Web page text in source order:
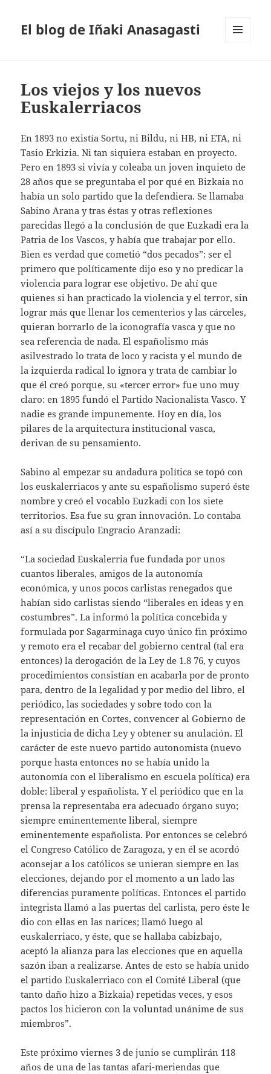
El blog de Iñaki Anasagasti
Los viejos y los nuevos
Euskalerriacos
En 1893 no existía Sortu, ni Bildu, ni HB, ni ETA, ni
Tasio Erkizia. Ni tan siquiera estaban en proyecto.
Pero en 1893 si vivía y coleaba un joven inquieto de
28 años que se preguntaba el por qué en Bizkaia no
había un solo partido que la defendiera. Se llamaba
Sabino Arana y tras éstas y otras reflexiones
parecidas llegó a la conclusión de que Euzkadi era la
Patria de los Vascos, y había que trabajar por ello.
Bien es verdad que cometió “dos pecados”: ser el
primero que políticamente dijo eso y no predicar la
violencia para lograr ese objetivo. De ahí que
quienes si han practicado la violencia y el terror, sin
lograr más que llenar los cementerios y las cárceles,
quieran borrarlo de la iconografía vasca y que no
sea referencia de nada. El españolismo más
asilvestrado lo trata de loco y racista y el mundo de
la izquierda radical lo ignora y trata de cambiar lo
que él creó porque, su «tercer error» fue uno muy
claro: en 1895 fundó el Partido Nacionalista Vasco. Y
nadie es grande impunemente. Hoy en día, los
pilares de la arquitectura institucional vasca,
derivan de su pensamiento.
Sabino al empezar su andadura política se topó con
los euskalerriacos y ante su españolismo superó éste
nombre y creó el vocablo Euzkadi con los siete
territorios. Esa fue su gran innovación. Lo contaba
así a su discípulo Engracio Aranzadi:
“La sociedad Euskalerria fue fundada por unos
cuantos liberales, amigos de la autonomía
económica, y unos pocos carlistas renegados que
habían sido carlistas siendo “liberales en ideas y en
costumbres”. La informó la política concebida y
formulada por Sagarminaga cuyo único fin próximo
y remoto era el recabar del gobierno central (tal era
entonces) la derogación de la Ley de 1.8 76, y cuyos
procedimientos consistían en acabarla por de pronto
para, dentro de la legalidad y por medio del libro, el
periódico, las sociedades y sobre todo con la
representación en Cortes, convencer al Gobierno de
la injusticia de dicha Ley y obtener su anulación. El
carácter de este nuevo partido autonomista (nuevo
porque hasta entonces no se había unido la
autonomía con el liberalismo en escuela política) era
doble: liberal y españolista. Y el periódico que en la
prensa la representaba era adecuado órgano suyo;
siempre eminentemente liberal, siempre
eminentemente españolista. Por entonces se celebró
el Congreso Católico de Zaragoza, y en él se acordó
aconsejar a los católicos se unieran siempre en las
elecciones, dejando por el momento a un lado las
diferencias puramente políticas. Entonces el partido
integrista llamó a las puertas del carlista, pero éste le
dio con ellas en las narices; llamó luego al
euskalerriaco, y éste, que se hallaba cabizbajo,
aceptó la alianza para las elecciones que en aquella
sazón iban a realizarse. Antes de esto se había unido
el partido Euskalerriaco con el Comité Liberal (que
tanto daño hizo a Bizkaia) repetidas veces, y esos
pactos los hicieron con la voluntad unánime de sus
miembros”.
Este próximo viernes 3 de junio se cumplirán 118
años de una de las tantas afari-meriendas que